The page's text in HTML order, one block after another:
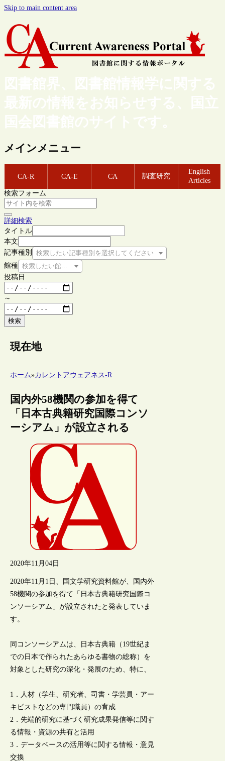
Skip to main content area
図書館界、図書館情報学に関する
最新の情報をお知らせする、国立
国会図書館のサイトです。
メインメニュー
CA-R CA-E CA 調査研究
English
Articles
検索フォーム
詳細検索
タイトル
本文
記事種別
検索したい記事種別を選択してください
館種 検索したい館種を選択してください
投稿日
～
検索
現在地
ホーム»カレントアウェアネス-R
国内外58機関の参加を得て
「日本古典籍研究国際コンソ
ーシアム」が設立される
2020年11月04日
2020年11月1日、国文学研究資料館が、国内外
58機関の参加を得て「日本古典籍研究国際コ
ンソーシアム」が設立されたと発表していま
す。
同コンソーシアムは、日本古典籍（19世紀ま
での日本で作られたあらゆる書物の総称）を
対象とした研究の深化・発展のため、特に、
1．人材（学生、研究者、司書・学芸員・アー
キビストなどの専門職員）の育成
2．先端的研究に基づく研究成果発信等に関す
る情報・資源の共有と活用
3．データベースの活用等に関する情報・意見
交換